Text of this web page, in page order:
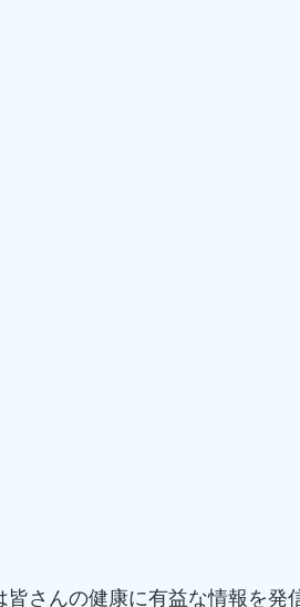
さんの健康に有益な情報を発